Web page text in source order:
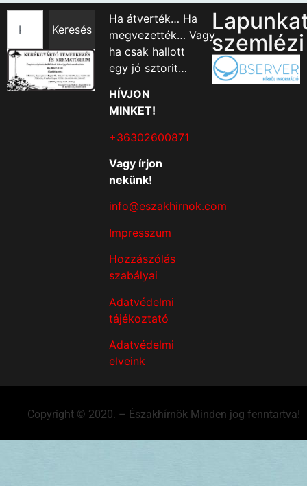
Keresés
Ha átverték… Ha
megvezették… Vagy
ha csak hallott
egy jó sztorit…
HÍVJON
MINKET!
+36302600871
Vagy írjon
nekünk!
info@eszakhirnok.com
Impresszum
Hozzászólás
szabályai
Adatvédelmi
tájékoztató
Adatvédelmi
elveink
szemlézi
Copyright © 2020. – Északhírnök Minden jog fenntartva!